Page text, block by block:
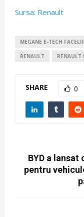
Sursa: Renault
MEGANE E-TECH
RENAULT RENAULT
SHARE 0
BYD a
pentru